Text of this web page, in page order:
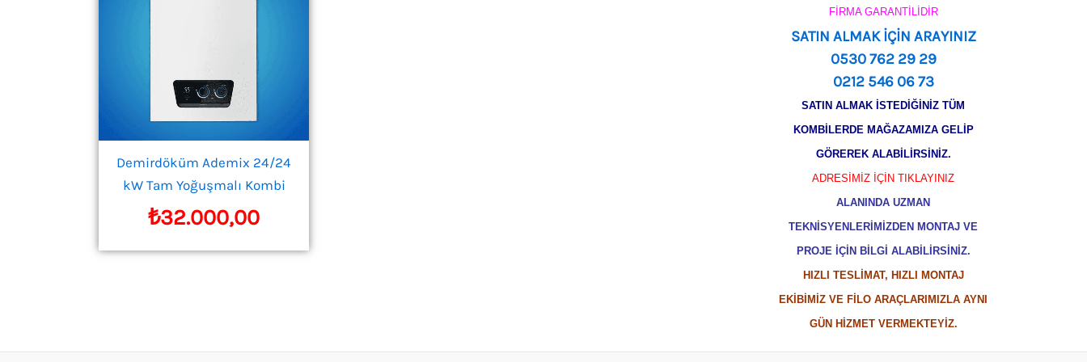
Demirdöküm Ademix 24/24
kW Tam Yoğuşmalı Kombi
₺32.000,00
FİRMA GARANTİLİDİR
SATIN ALMAK İÇİN ARAYINIZ
0530 762 29 29
0212 546 06 73
SATIN ALMAK İSTEDİĞİNİZ TÜM
KOMBİLERDE MAĞAZAMIZA GELİP
GÖREREK ALABİLİRSİNİZ.
ADRESİMİZ İÇİN TIKLAYINIZ
ALANINDA UZMAN
TEKNİSYENLERİMİZDEN MONTAJ VE
PROJE İÇİN BİLGİ ALABİLİRSİNİZ.
HIZLI TESLİMAT, HIZLI MONTAJ
EKİBİMİZ VE FİLO ARAÇLARIMIZLA AYNI
GÜN HİZMET VERMEKTEYİZ.